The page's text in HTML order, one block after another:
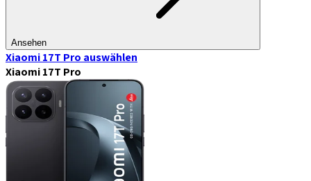
Ansehen
Xiaomi 17T Pro auswählen
Xiaomi 17T Pro